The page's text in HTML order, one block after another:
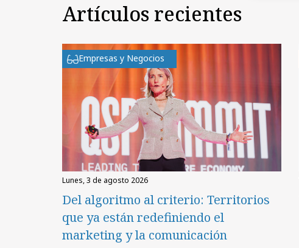
Artículos recientes
Empresas y Negocios
lunes, 3 de agosto 2026
Del algoritmo al criterio: Territorios
que ya están redefiniendo el
marketing y la comunicación